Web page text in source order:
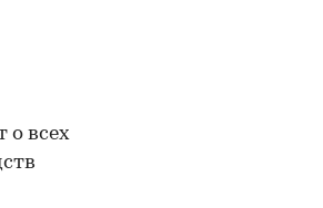
о всех